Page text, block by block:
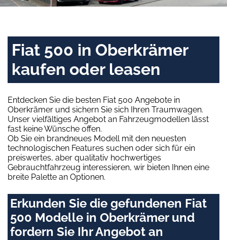
Fiat 500 in Oberkrämer
kaufen oder leasen
Entdecken Sie die besten Fiat 500 Angebote in
Oberkrämer und sichern Sie sich Ihren Traumwagen.
Unser vielfältiges Angebot an Fahrzeugmodellen lässt
fast keine Wünsche offen.
Ob Sie ein brandneues Modell mit den neuesten
technologischen Features suchen oder sich für ein
preiswertes, aber qualitativ hochwertiges
Gebrauchtfahrzeug interessieren, wir bieten Ihnen eine
breite Palette an Optionen.
Erkunden Sie die gefundenen Fiat
500 Modelle in Oberkrämer und
fordern Sie Ihr Angebot an